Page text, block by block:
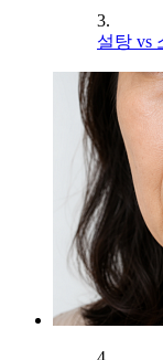
3.
설탕 vs